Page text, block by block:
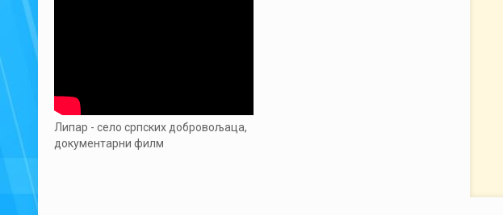
Липар - село српских добровољаца,
документарни филм